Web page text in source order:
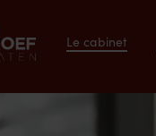
Le cabinet